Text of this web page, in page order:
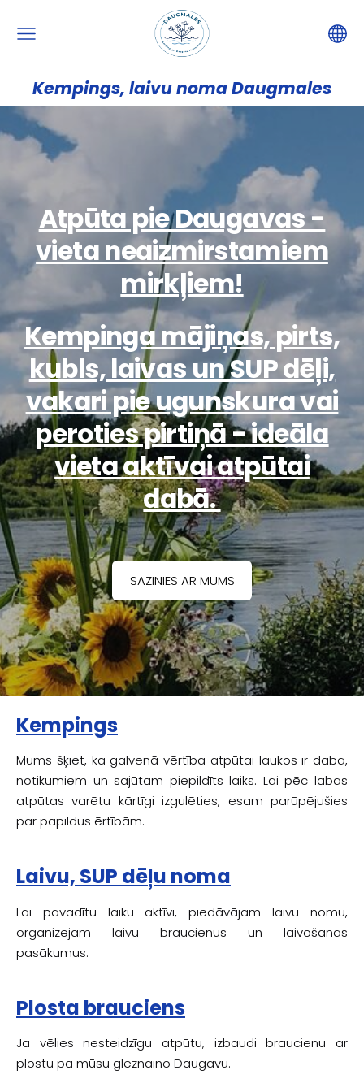
Kempings, laivu noma Daugmales
Atpūta pie Daugavas -
vieta neaizmirstamiem
mirkļiem!
Kempinga mājiņas, pirts,
kubls, laivas un SUP dēļi,
vakari pie ugunskura vai
peroties pirtiņā - ideāla
vieta aktīvai atpūtai
dabā.
​SAZINIES AR MUMS​
Kempings
Mums šķiet, ka galvenā vērtība atpūtai laukos ir daba,
notikumiem un sajūtam piepildīts laiks. Lai pēc labas
atpūtas varētu kārtīgi izgulēties, esam parūpējušies
par papildus ērtībām.
Laivu, SUP dēļu noma
Lai pavadītu laiku aktīvi, piedāvājam laivu nomu,
organizējam laivu braucienus un laivošanas
pasākumus.
Plosta brauciens
Ja vēlies nesteidzīgu atpūtu, izbaudi braucienu ar
plostu pa mūsu gleznaino Daugavu.